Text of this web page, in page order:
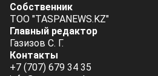
Собственник
ТОО "TASPANEWS.KZ"
Главный редактор
Газизов С. Г.
Контакты
+7 (707) 679 34 35